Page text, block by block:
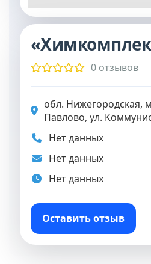
0 отзывов
обл. Нижегородская,
Павлово, ул.
Нет данных
Нет данных
Нет данных
Оставить отзыв